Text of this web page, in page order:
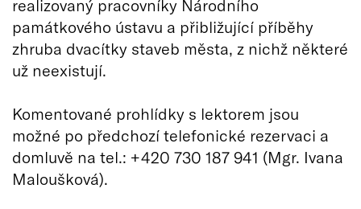
realizovaný pracovníky Národního
památkového ústavu a přibližující příběhy
zhruba dvacítky staveb města, z nichž některé
už neexistují.
Komentované prohlídky s lektorem jsou
možné po předchozí telefonické rezervaci a
domluvě na tel.: +420 730 187 941 (Mgr. Ivana
Maloušková).